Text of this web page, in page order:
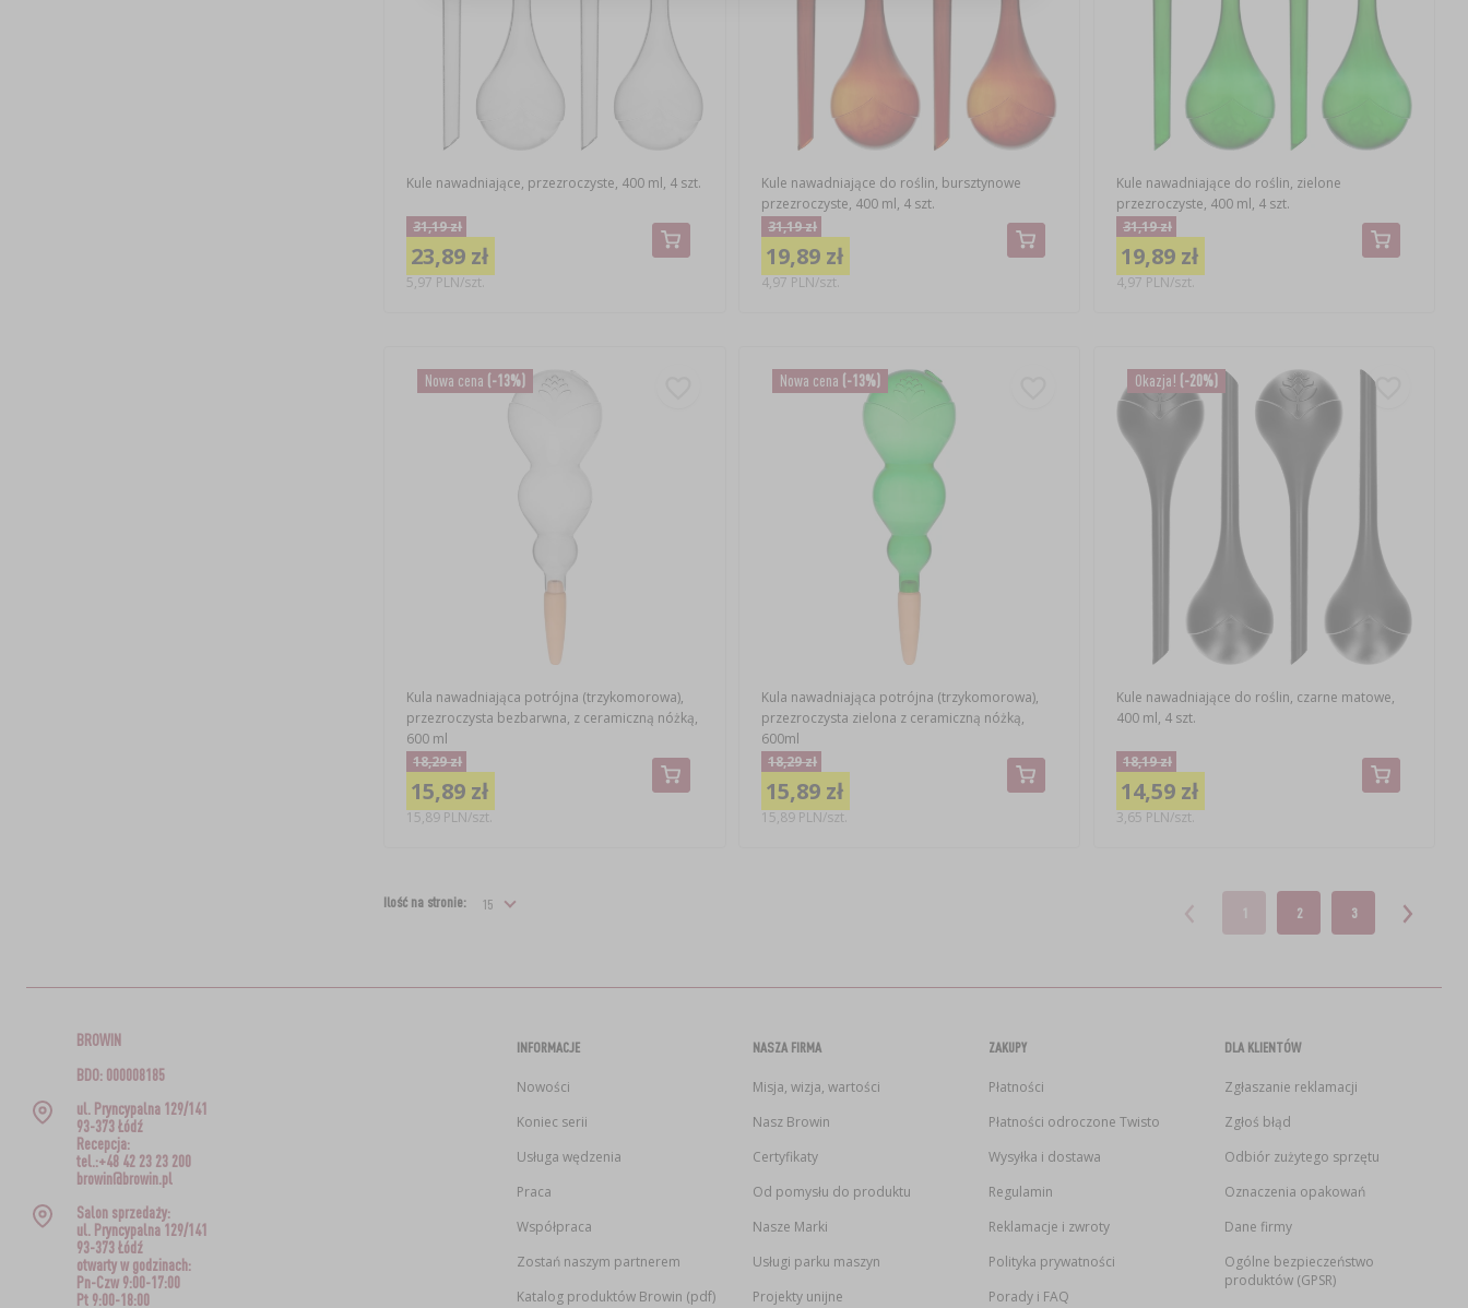
Kule nawadniające, przezroczyste, 400 ml, 4 szt.
31,19 zł
23,89 zł
5,97 PLN/szt.
Kule nawadniające do roślin, bursztynowe
przezroczyste, 400 ml, 4 szt.
31,19 zł
19,89 zł
4,97 PLN/szt.
Kule nawadniające do roślin, zielone
przezroczyste, 400 ml, 4 szt.
31,19 zł
19,89 zł
4,97 PLN/szt.
Nowa cena (-13%)
Kula nawadniająca potrójna (trzykomorowa),
przezroczysta bezbarwna, z ceramiczną nóżką,
600 ml
18,29 zł
15,89 zł
15,89 PLN/szt.
Nowa cena (-13%)
Kula nawadniająca potrójna (trzykomorowa),
przezroczysta zielona z ceramiczną nóżką,
600ml
18,29 zł
15,89 zł
15,89 PLN/szt.
Okazja! (-20%)
Kule nawadniające do roślin, czarne matowe,
400 ml, 4 szt.
18,19 zł
14,59 zł
3,65 PLN/szt.
Ilość na stronie:
1 2 3
BROWIN
BDO: 000008185
ul. Pryncypalna 129/141
93-373 Łódź
Recepcja:
tel.:+48 42 23 23 200
browin@browin.pl
Salon sprzedaży:
ul. Pryncypalna 129/141
93-373 Łódź
otwarty w godzinach:
Pn-Czw 9:00-17:00
Pt 9:00-18:00
INFORMACJE
Nowości
Koniec serii
Usługa wędzenia
Praca
Współpraca
Zostań naszym partnerem
Katalog produktów Browin (pdf)
NASZA FIRMA
Misja, wizja, wartości
Nasz Browin
Certyfikaty
Od pomysłu do produktu
Nasze Marki
Usługi parku maszyn
Projekty unijne
ZAKUPY
Płatności
Płatności odroczone Twisto
Wysyłka i dostawa
Regulamin
Reklamacje i zwroty
Polityka prywatności
Porady i FAQ
DLA KLIENTÓW
Zgłaszanie reklamacji
Zgłoś błąd
Odbiór zużytego sprzętu
Oznaczenia opakowań
Dane firmy
Ogólne bezpieczeństwo
produktów (GPSR)